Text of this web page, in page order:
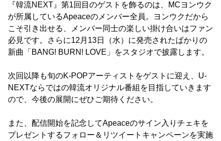
『韓流NEXT』第1回目のゲストを飾るのは、MCヨンウク
が所属しているApeaceのメンバー全員。ヨンウクだから
こそ引き出せる、メンバー同士の楽しい掛け合いはファン
必見です。さらに12月13日（水）に発売されたばかりの
新曲「BANG! BURN! LOVE」をスタジオで披露します。
次回以降も旬のK-POPアーティストをゲストに迎え、U-
NEXTならではの韓流オリジナル番組を目指していきます
ので、今後の展開にぜひご期待ください。
また、配信開始を記念してApeaceのサイン入りチェキを
プレゼントするフォロー＆リツイートキャンペーンを実施